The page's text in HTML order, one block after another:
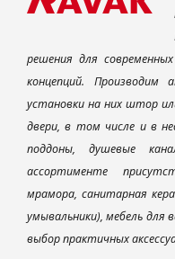
решения для
концепций. Производим
установки на них штор
двери, в том числе и в
поддоны, душевые
ассортименте
мрамора, санитарная
умывальники), мебель для
выбор практичных